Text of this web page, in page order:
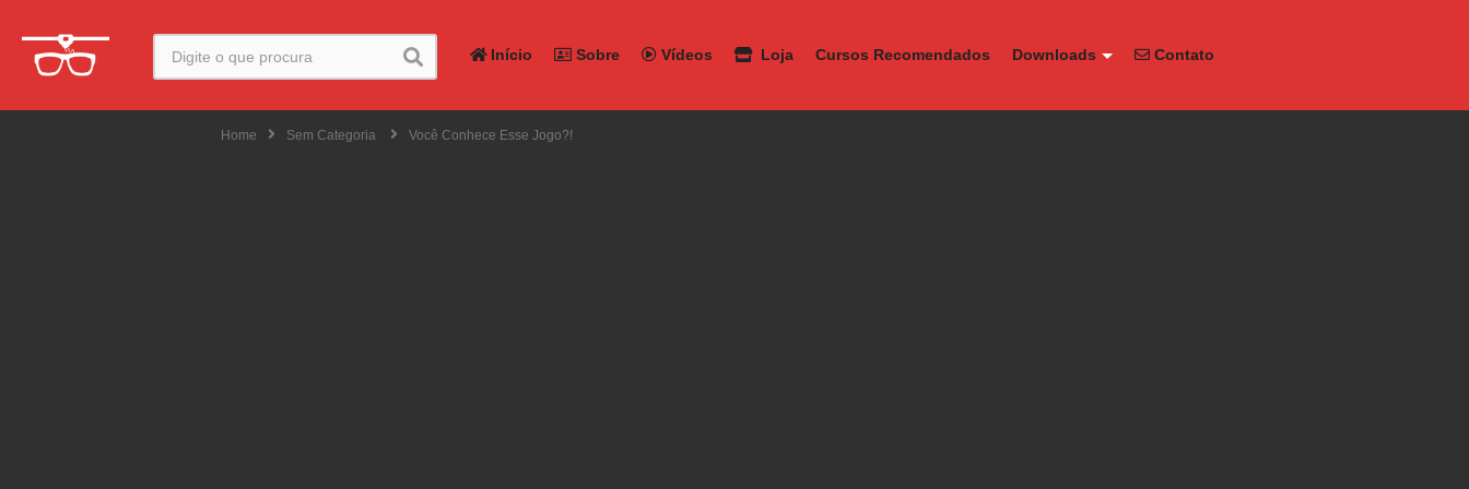
Início Sobre Vídeos Loja Cursos Recomendados Downloads Contato
Home Sem Categoria Você Conhece Esse Jogo?!